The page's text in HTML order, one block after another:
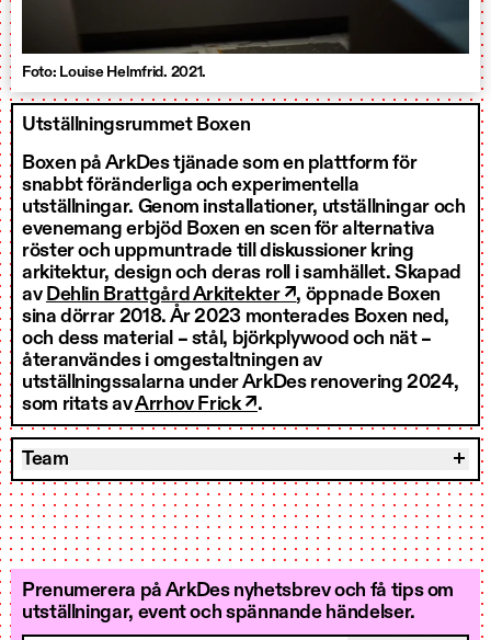
Foto: Louise Helmfrid. 2021.
Utställningsrummet Boxen
Boxen på ArkDes tjänade som en plattform för
snabbt föränderliga och experimentella
utställningar. Genom installationer, utställningar och
evenemang erbjöd Boxen en scen för alternativa
röster och uppmuntrade till diskussioner kring
arkitektur, design och deras roll i samhället. Skapad
av Dehlin Brattgård Arkitekter ↗, öppnade Boxen
sina dörrar 2018. År 2023 monterades Boxen ned,
och dess material – stål, björkplywood och nät –
återanvändes i omgestaltningen av
utställningssalarna under ArkDes renovering 2024,
som ritats avArrhov Frick ↗.
Team
Prenumerera på ArkDes nyhetsbrev och få tips om
utställningar, event och spännande händelser.